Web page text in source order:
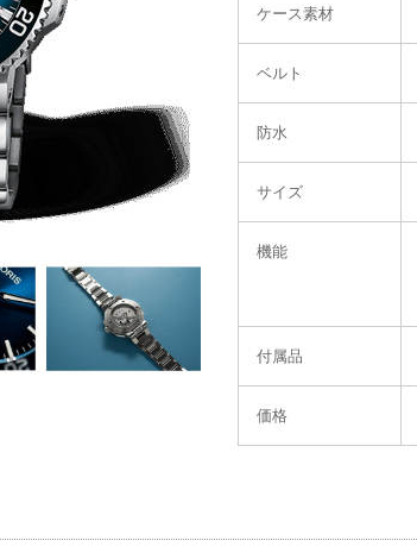
ケース素材
ベルト
防水
サイズ
機能
付属品
価格